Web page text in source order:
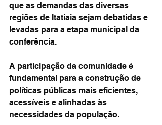
que as demandas das diversas
regiões de Itatiaia sejam debatidas e
levadas para a etapa municipal da
conferência.
A participação da comunidade é
fundamental para a construção de
políticas públicas mais eficientes,
acessíveis e alinhadas às
necessidades da população.